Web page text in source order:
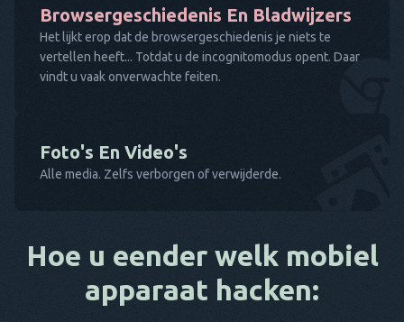
Browsergeschiedenis En Bladwijzers
Het lijkt erop dat de browsergeschiedenis je niets te
vertellen heeft... Totdat u de incognitomodus opent. Daar
vindt u vaak onverwachte feiten.
Foto's En Video's
Alle media. Zelfs verborgen of verwijderde.
Hoe u eender welk mobiel
apparaat hacken: